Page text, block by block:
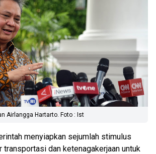
Airlangga Hartarto. Foto : Ist
menyiapkan sejumlah stimulus
dan ketenagakerjaan untuk